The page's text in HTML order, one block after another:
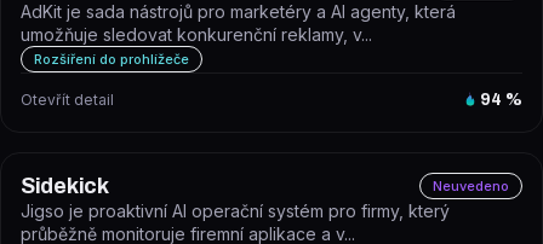
AdKit je sada nástrojů pro marketéry a AI agenty, která
umožňuje sledovat konkurenční reklamy, v...
Rozšíření do prohlížeče
Otevřít detail 94 %
Sidekick Neuvedeno
Jigso je proaktivní AI operační systém pro firmy, který
průběžně monitoruje firemní aplikace a v...